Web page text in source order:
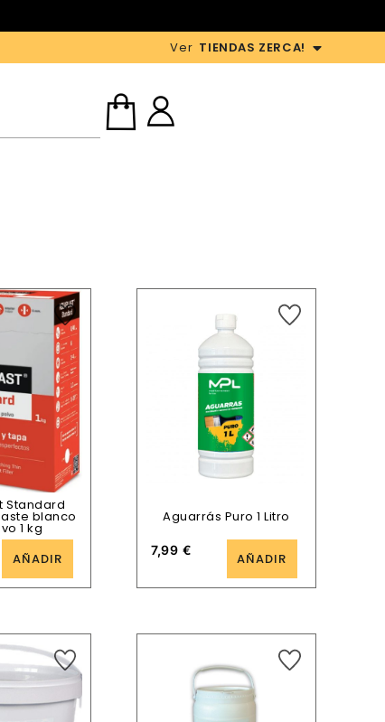
Ver TIENDAS ZERCA!
Standard
blanco
1 kg
AÑADIR
Aguarrás Puro 1 Litro
7,99 €
AÑADIR